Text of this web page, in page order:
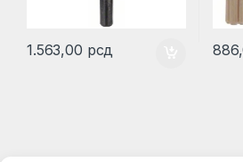
1.563,00 рсд